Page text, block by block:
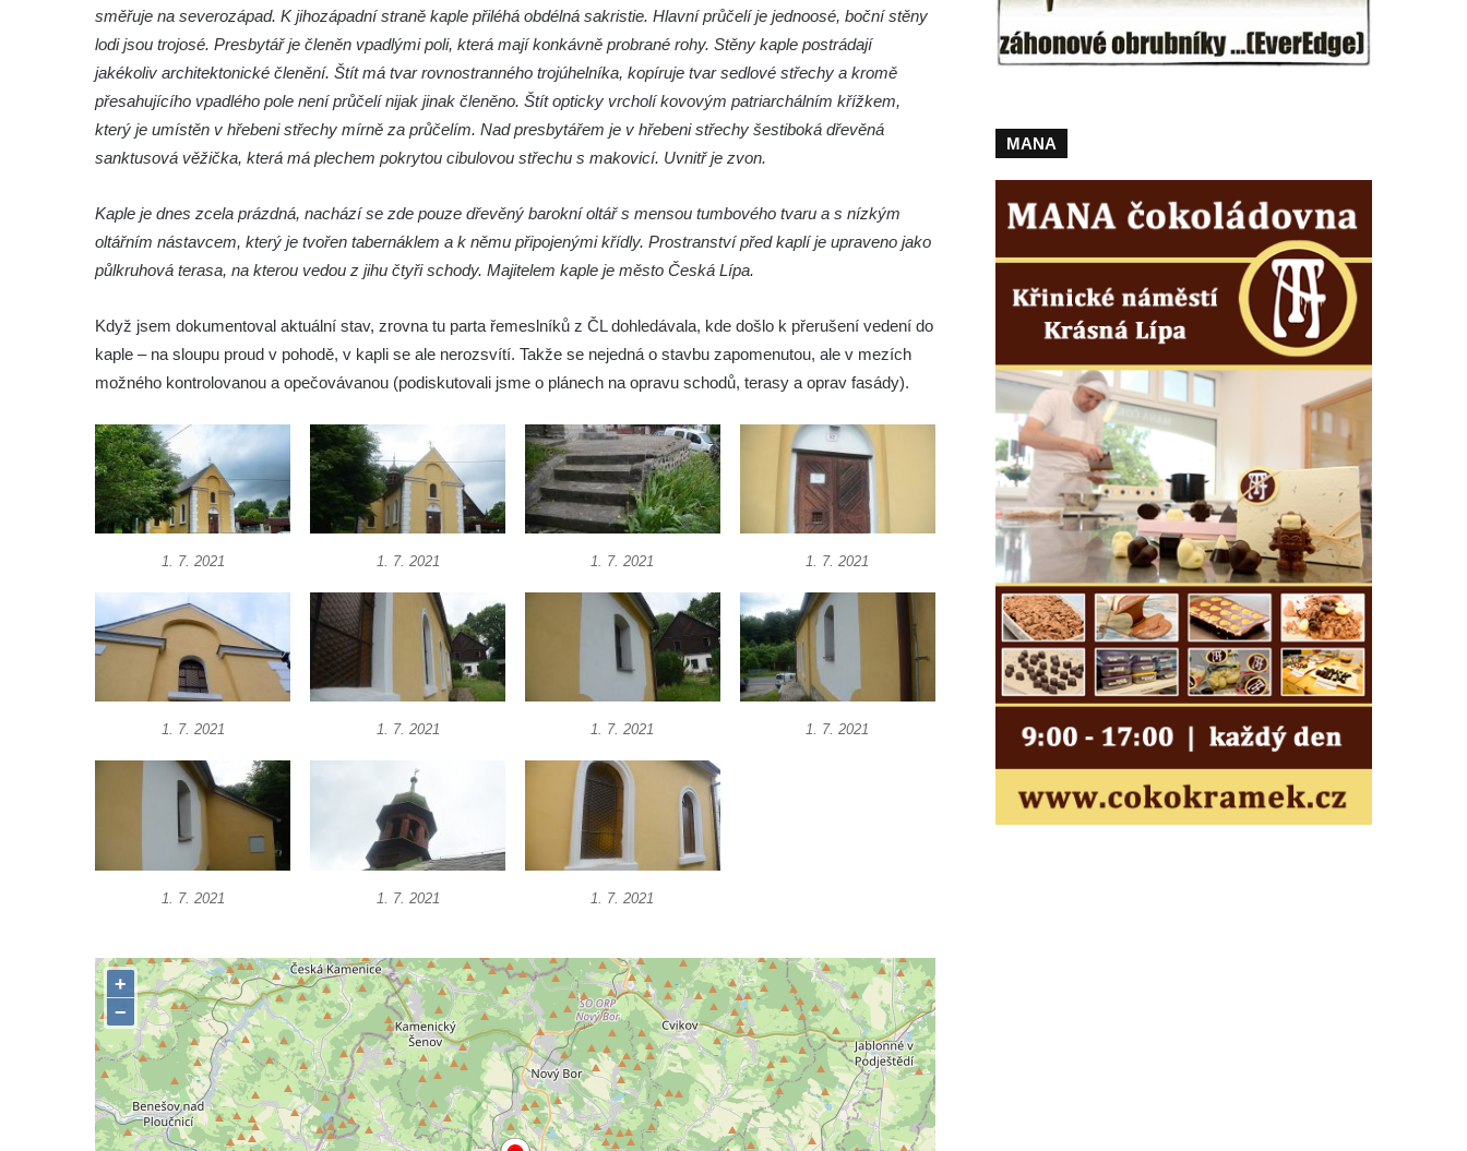
Křížová cesta Římov – XXII. kaple – Šimon
Cyrénský pomáhá Ježíši nést kříž
Křížová cesta Římov – XXI. kaple –
Popravní brána
Křížová cesta Římov – XX. kaple – Svatá
Veronika potkává Ježíše a utírá mu do své
Křížová cesta Římov – XIX. kaple – Kristus
kříž nesoucí potkává Pannu Marii
Křížová cesta Římov – XVII. kaple – Velký
Pilát
Herodesa
Křížová cesta Římov – XV. kaple – Malý
Pilát
Křížová cesta Římov – XIV. kaple – U
Kaifáše (U Děvečky)
Křížová cesta Římov – XIII. kaple – U
Annáše (U Kaifáše)
Křížová cesta Římov – XII. kaple – Vodní
brána
Křížová cesta Římov – XI. kaple – Ježíš
Křížová cesta Římov – X. kaple – U
Cedronu
Křížová cesta Římov – IX. kaple – U
chromého žida
Křížová cesta Římov – VIII. kaple – Kristus
Křížová cesta Římov – VII. kaple – Políbení
Jidášovo
Křížová cesta Římov – VI. kaple – Olivetská
hora (Getsemanská zahrada)
Křížová cesta Římov – V. kaple – Smutná
duše
směřuje na severozápad. K jihozápadní straně kaple přiléhá obdélná sakristie. Hlavní průčelí je jednoosé, boční stěny
lodi jsou trojosé. Presbytář je členěn vpadlými poli, která mají konkávně probrané rohy. Stěny kaple postrádají
jakékoliv architektonické členění. Štít má tvar rovnostranného trojúhelníka, kopíruje tvar sedlové střechy a kromě
přesahujícího vpadlého pole není průčelí nijak jinak členěno. Štít opticky vrcholí kovovým patriarchálním křížkem,
který je umístěn v hřebeni střechy mírně za průčelím. Nad presbytářem je v hřebeni střechy šestiboká dřevěná
sanktusová věžička, která má plechem pokrytou cibulovou střechu s makovicí. Uvnitř je zvon.
Kaple je dnes zcela prázdná, nachází se zde pouze dřevěný barokní oltář s mensou tumbového tvaru a s nízkým
oltářním nástavcem, který je tvořen tabernáklem a k němu připojenými křídly. Prostranství před kaplí je upraveno jako
půlkruhová terasa, na kterou vedou z jihu čtyři schody. Majitelem kaple je město Česká Lípa.
Když jsem dokumentoval aktuální stav, zrovna tu parta řemeslníků z ČL dohledávala, kde došlo k přerušení vedení do
kaple – na sloupu proud v pohodě, v kapli se ale nerozsvítí. Takže se nejedná o stavbu zapomenutou, ale v mezích
možného kontrolovanou a opečovávanou (podiskutovali jsme o plánech na opravu schodů, terasy a oprav fasády).
1. 7. 2021 1. 7. 2021 1. 7. 2021 1. 7. 2021
1. 7. 2021 1. 7. 2021 1. 7. 2021 1. 7. 2021
1. 7. 2021 1. 7. 2021 1. 7. 2021
MANA